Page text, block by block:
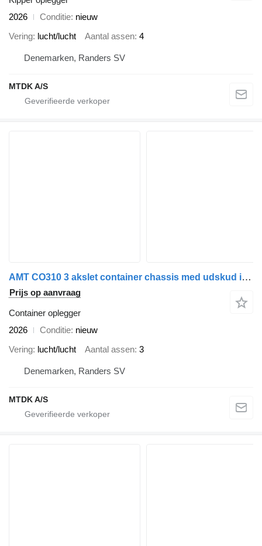
2026
Conditie nieuw
Vering lucht/lucht Aantal assen 4
Denemarken, Randers SV
MTDK A/S
AMT CO310 3 akslet container chassis med udskud i bag
Prijs op aanvraag
Container oplegger
2026
Conditie nieuw
Vering lucht/lucht Aantal assen 3
Denemarken, Randers SV
MTDK A/S